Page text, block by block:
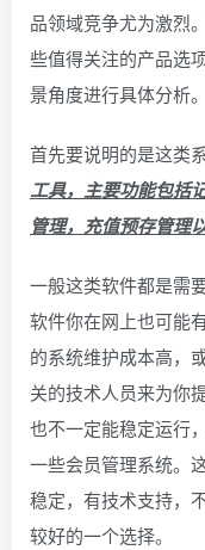
品领域竞争尤为激烈
些值得关注的产品选
景角度进行具体分析。
首先要说明的是这类
工具，主要功能包括
管理，充值预存管理
一般这类软件都是需
软件你在网上也可能
的系统维护成本高，
关的技术人员来为你
也不一定能稳定运行
一些会员管理系统。
稳定，有技术支持，
较好的一个选择。